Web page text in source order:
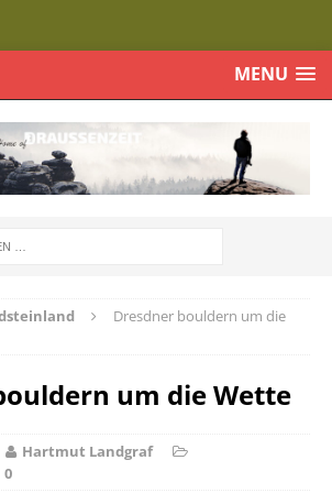
MENU
Dresdner bouldern um die
um die Wette
Hartmut Landgraf
0